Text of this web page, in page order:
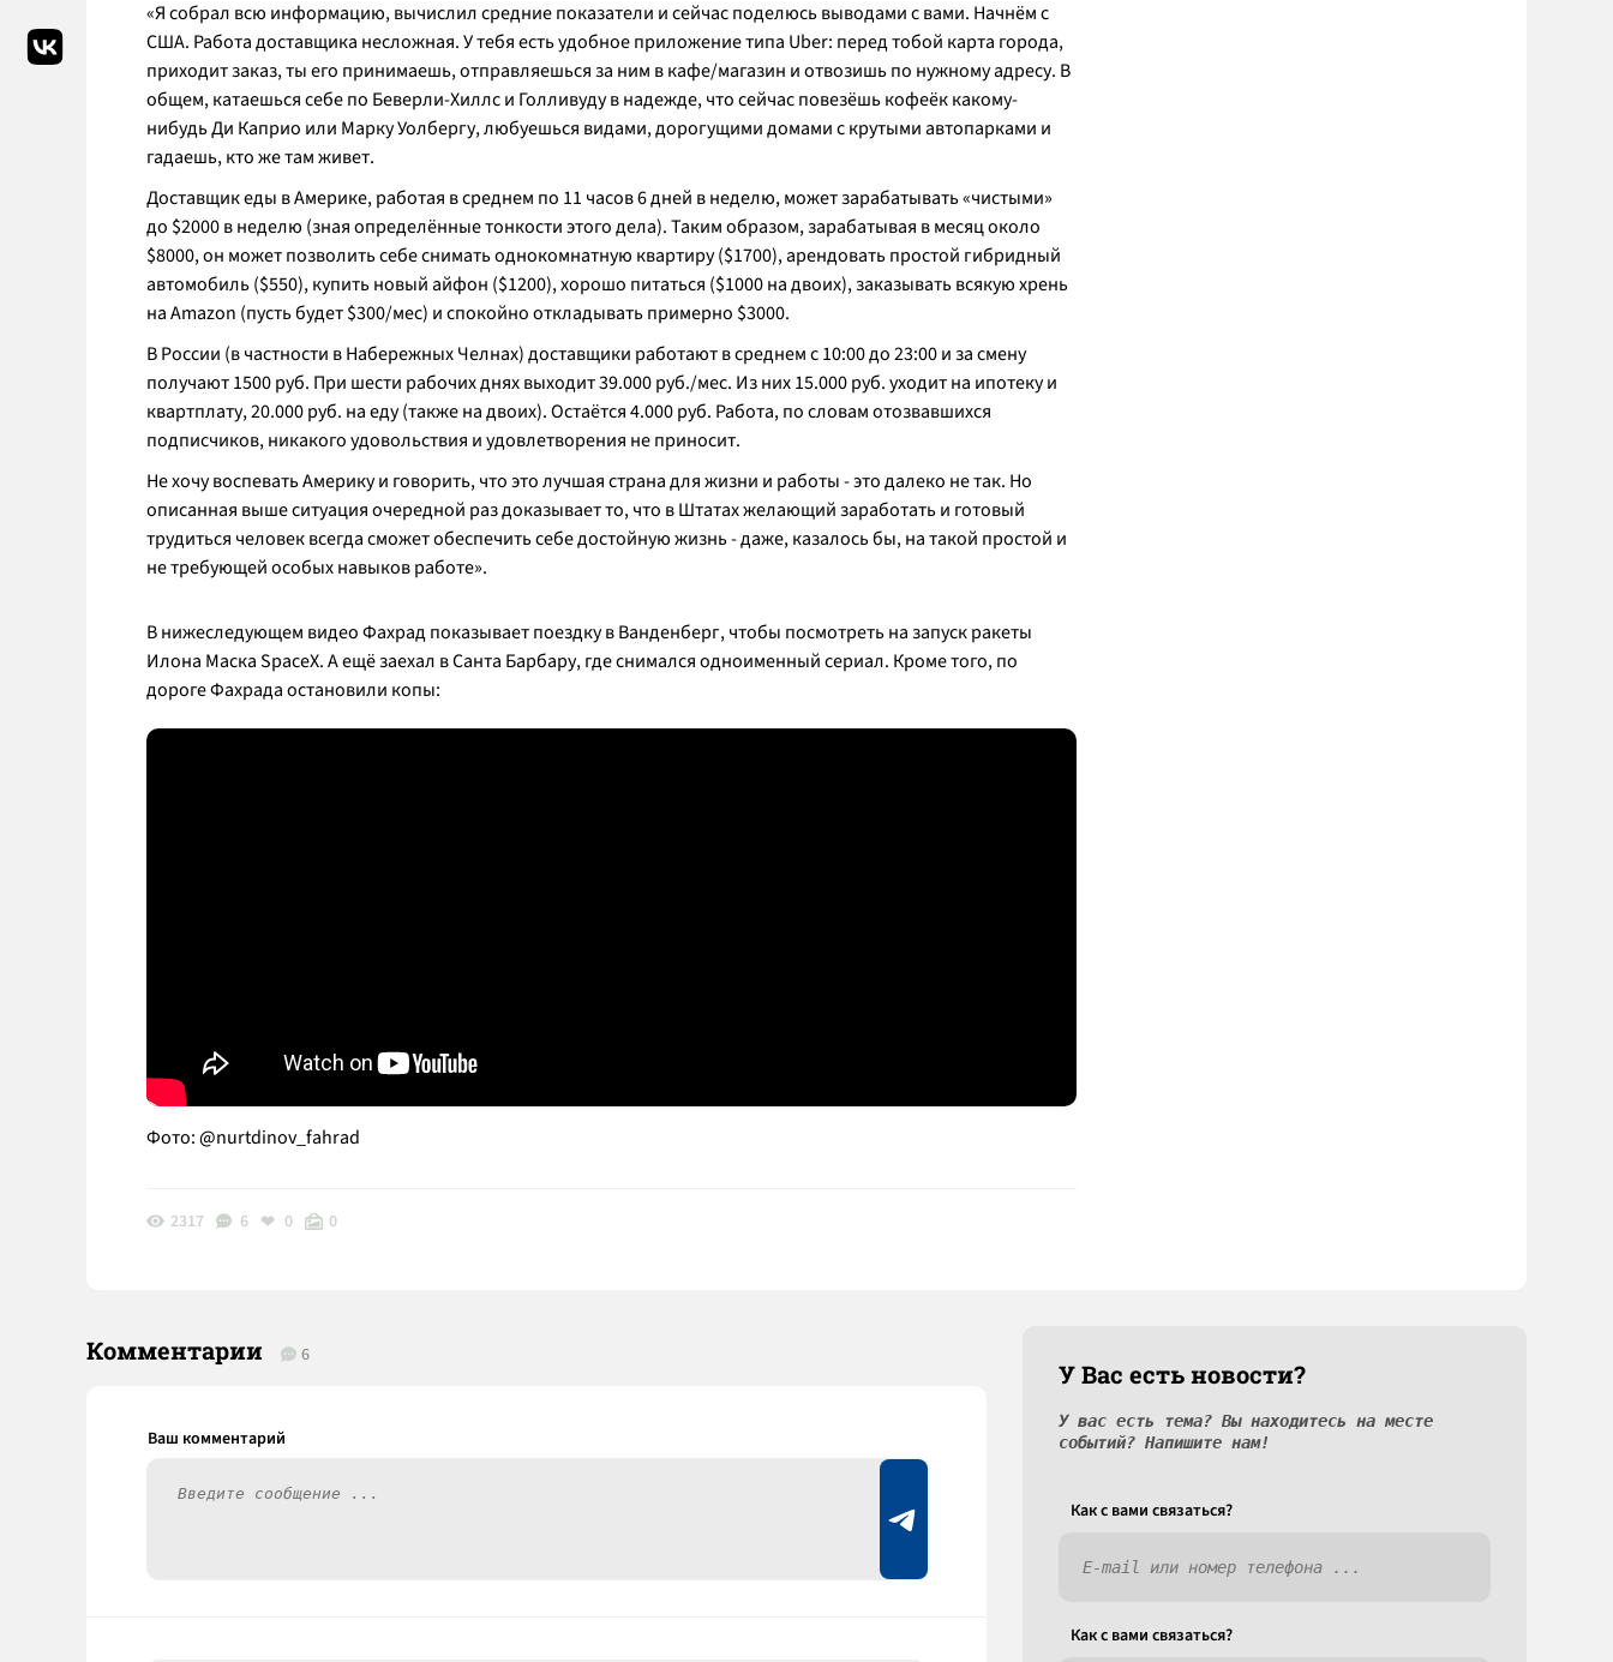
«Я собрал всю информацию, вычислил средние показатели и сейчас поделюсь выводами с вами. Начнём с
США. Работа доставщика несложная. У тебя есть удобное приложение типа Uber: перед тобой карта города,
приходит заказ, ты его принимаешь, отправляешься за ним в кафе/магазин и отвозишь по нужному адресу. В
общем, катаешься себе по Беверли-Хиллс и Голливуду в надежде, что сейчас повезёшь кофеёк какому-
нибудь Ди Каприо или Марку Уолбергу, любуешься видами, дорогущими домами с крутыми автопарками и
гадаешь, кто же там живет.
Доставщик еды в Америке, работая в среднем по 11 часов 6 дней в неделю, может зарабатывать «чистыми»
до $2000 в неделю (зная определённые тонкости этого дела). Таким образом, зарабатывая в месяц около
$8000, он может позволить себе снимать однокомнатную квартиру ($1700), арендовать простой гибридный
автомобиль ($550), купить новый айфон ($1200), хорошо питаться ($1000 на двоих), заказывать всякую хрень
на Amazon (пусть будет $300/мес) и спокойно откладывать примерно $3000.
В России (в частности в Набережных Челнах) доставщики работают в среднем с 10:00 до 23:00 и за смену
получают 1500 руб. При шести рабочих днях выходит 39.000 руб./мес. Из них 15.000 руб. уходит на ипотеку и
квартплату, 20.000 руб. на еду (также на двоих). Остаётся 4.000 руб. Работа, по словам отозвавшихся
подписчиков, никакого удовольствия и удовлетворения не приносит.⠀
Не хочу воспевать Америку и говорить, что это лучшая страна для жизни и работы - это далеко не так. Но
описанная выше ситуация очередной раз доказывает то, что в Штатах желающий заработать и готовый
трудиться человек всегда сможет обеспечить себе достойную жизнь - даже, казалось бы, на такой простой и
не требующей особых навыков работе».
В нижеследующем видео Фахрад показывает поездку в Ванденберг, чтобы посмотреть на запуск ракеты
Илона Маска SpaceX. А ещё заехал в Санта Барбару, где снимался одноименный сериал. Кроме того, по
дороге Фахрада остановили копы:
Фото: @nurtdinov_fahrad
2317 6 0 0
Комментарии 6
У Вас есть новости?
У вас есть тема? Вы находитесь на месте
событий? Напишите нам!
Как c вами связаться?
Как c вами связаться?